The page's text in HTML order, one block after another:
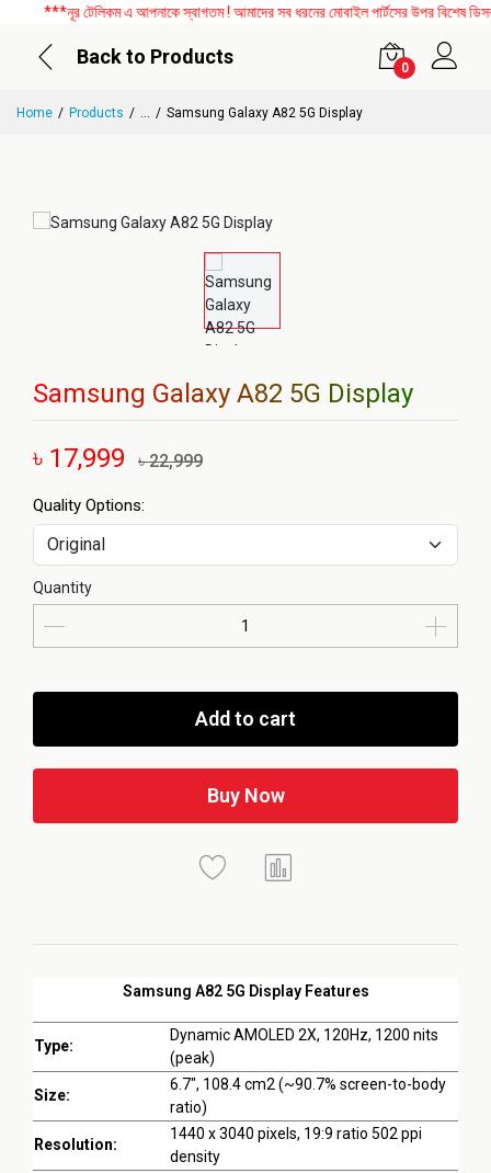
***নূর টেলিকম এ আপনাকে স্বাগতম ! আমাদের সব ধরনের মোবাইল পার্টসের উপর বিশেষ
Back to Products
0
Home Products ... Samsung Galaxy A82 5G Display
Samsung Galaxy A82 5G Display
৳ 17,999 ৳ 22,999
Samsung A82 5G Display Features
Type:
Dynamic AMOLED 2X, 120Hz, 1200 nits
(peak)
Size:
6.7", 108.4 cm2 (~90.7% screen-to-body
ratio)
Resolution:
1440 x 3040 pixels, 19:9 ratio 502 ppi
density
Quality Options:
Quantity
Add to cart
Buy Now